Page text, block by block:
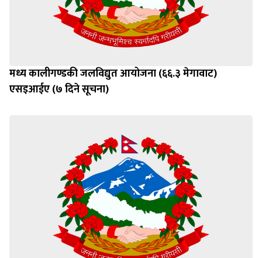
मध्य कालीगण्डकी जलविद्युत आयोजना (६६.३ मेगावाट)
एसइआईए (७ दिने सूचना)